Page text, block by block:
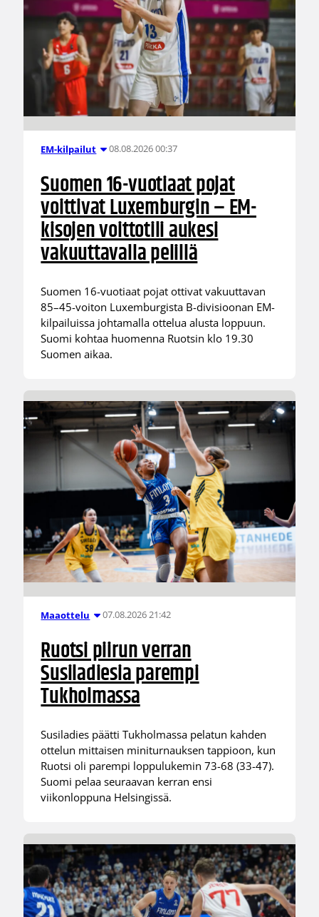
EM-kilpailut 08.08.2026 00:37
Suomen 16-vuotiaat pojat
voittivat Luxemburgin – EM-
kisojen voittotili aukesi
vakuuttavalla pelillä
Suomen 16-vuotiaat pojat ottivat vakuuttavan
85–45-voiton Luxemburgista B-divisioonan EM-
kilpailuissa johtamalla ottelua alusta loppuun.
Suomi kohtaa huomenna Ruotsin klo 19.30
Suomen aikaa.
Maaottelu 07.08.2026 21:42
Ruotsi piirun verran
Susiladiesia parempi
Tukholmassa
Susiladies päätti Tukholmassa pelatun kahden
ottelun mittaisen miniturnauksen tappioon, kun
Ruotsi oli parempi loppulukemin 73-68 (33-47).
Suomi pelaa seuraavan kerran ensi
viikonloppuna Helsingissä.